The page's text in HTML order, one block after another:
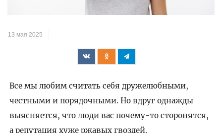
13 мая 2025
Все мы любим считать себя дружелюбными,
честными и порядочными. Но вдруг однажды
выясняется, что люди вас почему-то сторонятся,
а репутация хуже ржавых гвоздей.